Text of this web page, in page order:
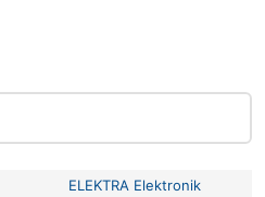
ELEKTRA Elektronik